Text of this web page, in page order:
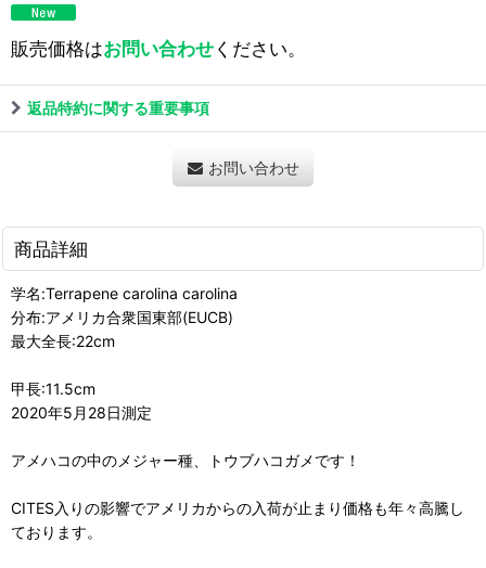
販売価格はお問い合わせください。
返品特約に関する重要事項
お問い合わせ
商品詳細
学名:Terrapene carolina carolina
分布:アメリカ合衆国東部(EUCB)
最大全長:22cm
甲長:11.5cm
2020年5月28日測定
アメハコの中のメジャー種、トウブハコガメです！
CITES入りの影響でアメリカからの入荷が止まり価格も年々高騰し
ております。